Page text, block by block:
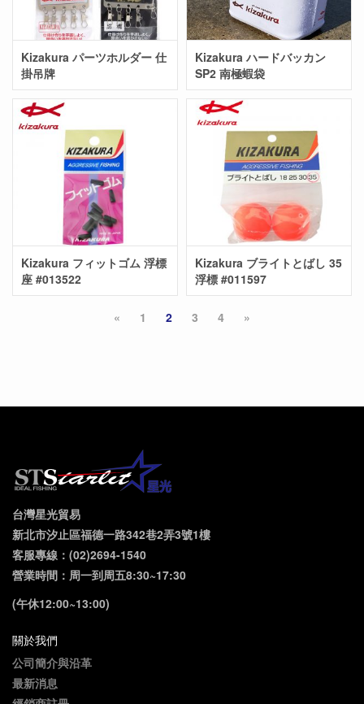
Kizakura パーツホルダー 仕
掛吊牌
Kizakura ハードバッカン
SP2 南極蝦袋
Kizakura フィットゴム 浮標
座 #013522
Kizakura ブライトとばし 35
浮標 #011597
« 1 2 3 4 »
台灣星光貿易
新北市汐止區福德一路342巷2弄3號1樓
客服專線：(02)2694-1540
營業時間：周一到周五8:30~17:30
(午休12:00~13:00)
關於我們
公司簡介與沿革
最新消息